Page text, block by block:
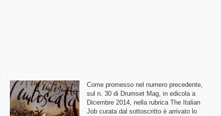
Come promesso nel numero precedente,
sul n. 30 di Drumset Mag, in edicola a
Dicembre 2014, nella rubrica The Italian
Job curata dal sottoscritto è arrivato lo